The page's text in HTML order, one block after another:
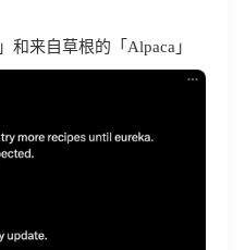
和来自草根的「Alpaca」